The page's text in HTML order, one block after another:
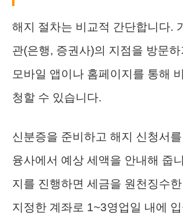
해지 절차는 비교적 간단합니다.
관(은행, 증권사)의 지점을 방문
모바일 앱이나 홈페이지를 통해
청할 수 있습니다.
신분증을 준비하고 해지 신청서
융사에서 예상 세액을 안내해 줍
지를 진행하면 세금을 원천징수
지정한 계좌로 1~3영업일 내에